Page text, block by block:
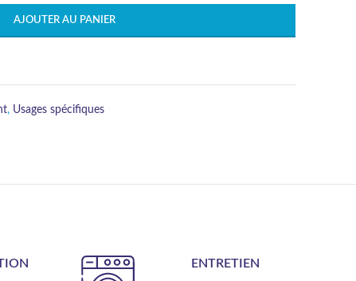
AJOUTER AU PANIER
, Usages spécifiques
ENTRETIEN